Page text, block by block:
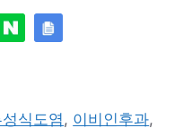
식도염, 이비인후과,